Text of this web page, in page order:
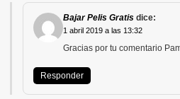
Bajar Pelis Gratis dice:
1 abril 2019 a las 13:32
Gracias por tu comentario
Responder